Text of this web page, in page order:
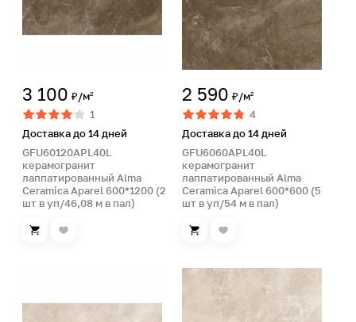
3 100 ₽/м²
1
Доставка до 14 дней
GFU60120APL40L
керамогранит
лаппатированный Alma
Ceramica Aparel 600*1200 (2
шт в уп/46,08 м в пал)
2 590 ₽/м²
4
Доставка до 14 дней
GFU6060APL40L
керамогранит
лаппатированный Alma
Ceramica Aparel 600*600 (5
шт в уп/54 м в пал)